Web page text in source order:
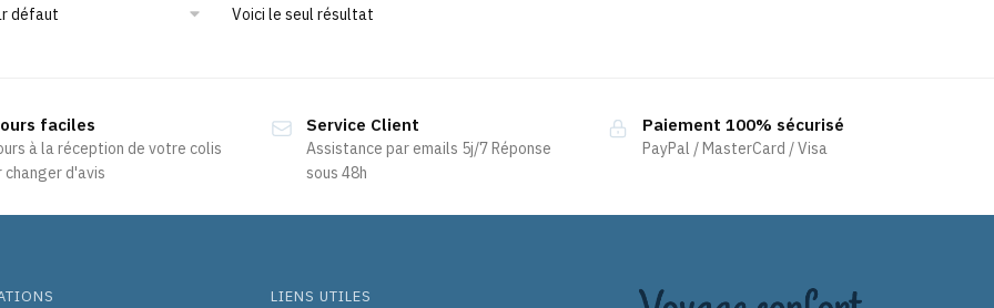
peuvent
être
choisies
Voici le seul résultat
faciles
à la réception de votre colis
changer d'avis
Service Client
Assistance par emails 5j/7 Réponse
sous 48h
Paiement 100% sécurisé
PayPal / MasterCard / Visa
LIENS UTILES